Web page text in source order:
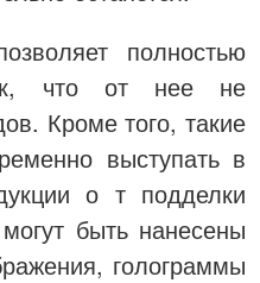
полностью
что от нее не
Кроме того, такие
выступать в
о т подделки
быть нанесены
голограммы